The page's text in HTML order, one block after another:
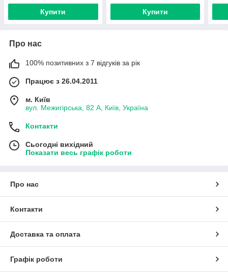
Купити Купити
Про нас
100% позитивних з 7 відгуків за рік
Працює з 26.04.2011
м. Київ
вул. Межигірська, 82 А, Київ, Україна
Контакти
Сьогодні вихідний
Показати весь графік роботи
Про нас
Контакти
Доставка та оплата
Графік роботи